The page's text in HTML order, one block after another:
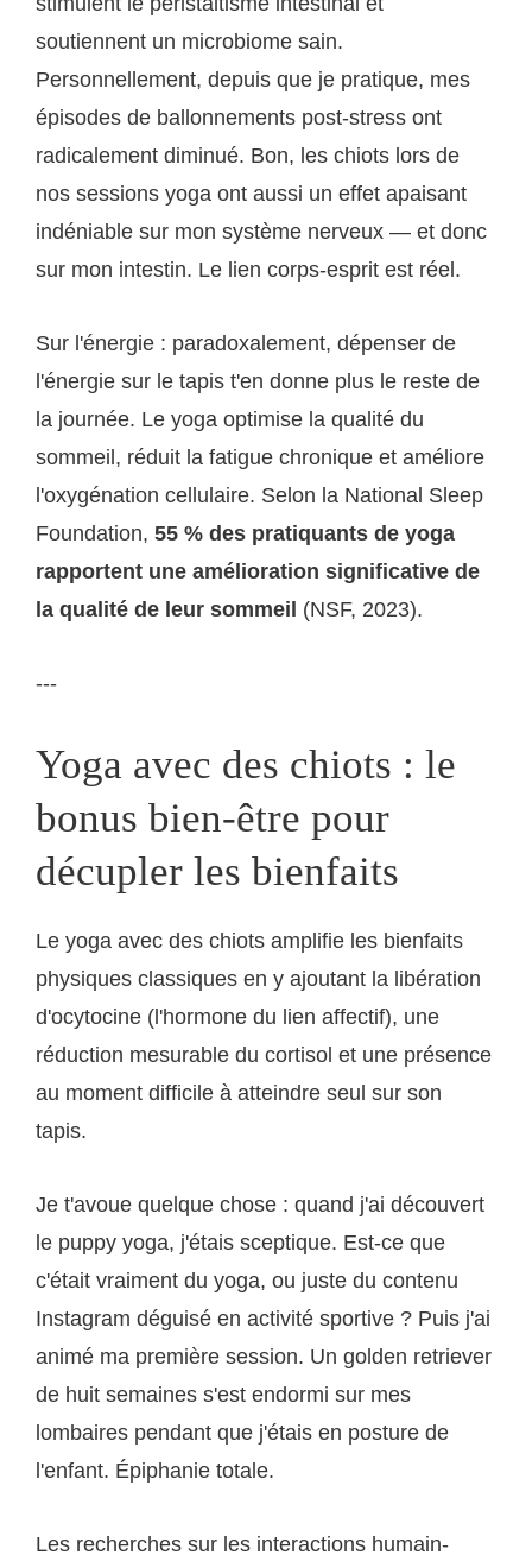
soutiennent un microbiome sain.
Personnellement, depuis que je pratique, mes
épisodes de ballonnements post-stress ont
radicalement diminué. Bon, les chiots lors de
nos sessions yoga ont aussi un effet apaisant
indéniable sur mon système nerveux — et donc
sur mon intestin. Le lien corps-esprit est réel.
Sur l'énergie : paradoxalement, dépenser de
l'énergie sur le tapis t'en donne plus le reste de
la journée. Le yoga optimise la qualité du
sommeil, réduit la fatigue chronique et améliore
l'oxygénation cellulaire. Selon la National Sleep
Foundation, 55 % des pratiquants de yoga
rapportent une amélioration significative de
la qualité de leur sommeil (NSF, 2023).
---
Yoga avec des chiots : le
bonus bien-être pour
décupler les bienfaits
Le yoga avec des chiots amplifie les bienfaits
physiques classiques en y ajoutant la libération
d'ocytocine (l'hormone du lien affectif), une
réduction mesurable du cortisol et une présence
au moment difficile à atteindre seul sur son
tapis.
Je t'avoue quelque chose : quand j'ai découvert
le puppy yoga, j'étais sceptique. Est-ce que
c'était vraiment du yoga, ou juste du contenu
Instagram déguisé en activité sportive ? Puis j'ai
animé ma première session. Un golden retriever
de huit semaines s'est endormi sur mes
lombaires pendant que j'étais en posture de
l'enfant. Épiphanie totale.
Les recherches sur les interactions humain-